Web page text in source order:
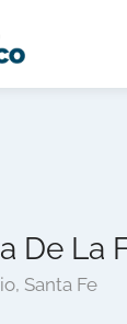
De La
Santa Fe